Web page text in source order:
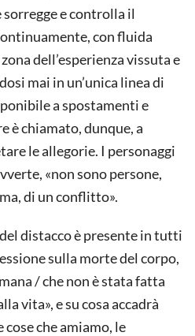
e controlla il
con fluida
dell’esperienza vissuta e
mai in un’unica linea di
a spostamenti e
è chiamato, dunque, a
le allegorie. I personaggi
«non sono persone,
di un conflitto».
distacco è presente in tutti
sulla morte del corpo,
/ che non è stata fatta
vita», e su cosa accadrà
cose che amiamo, le